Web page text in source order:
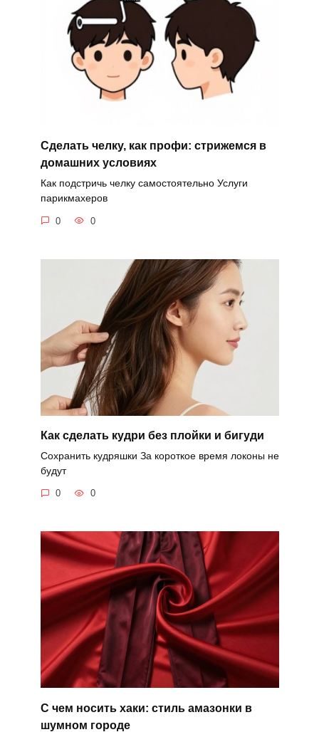
Сделать челку, как профи: стрижемся в
домашних условиях
Как подстричь челку самостоятельно Услуги
парикмахеров
0 0
Как сделать кудри без плойки и бигуди
Сохранить кудряшки За короткое время локоны не
будут
0 0
С чем носить хаки: стиль амазонки в
шумном городе